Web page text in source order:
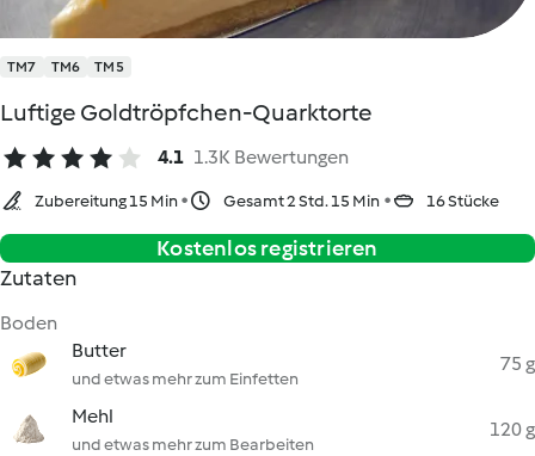
TM7 TM6 TM5
Luftige Goldtröpfchen-Quarktorte
4.1 1.3K Bewertungen
Zubereitung 15 Min Gesamt 2 Std. 15 Min 16 Stücke
Kostenlos registrieren
Zutaten
Boden
Butter
und etwas mehr zum Einfetten
75 g
Mehl
und etwas mehr zum Bearbeiten
120 g